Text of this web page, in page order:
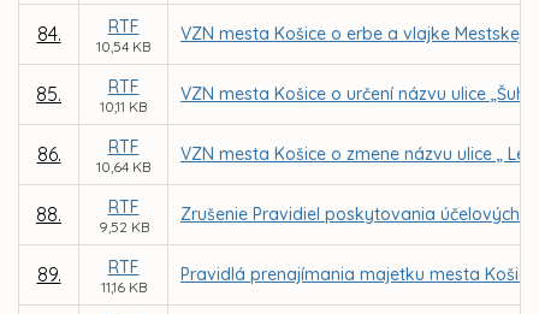
84. RTF
10,54 KB
VZN mesta Košice o erbe a vlajke Mestskej
85. RTF
10,11 KB
VZN mesta Košice o určení názvu ulice
86. RTF
10,64 KB
VZN mesta Košice o zmene názvu ulice „
88. RTF
9,52 KB
Zrušenie Pravidiel poskytovania účelových
89. RTF
11,16 KB
Pravidlá prenajímania majetku mesta